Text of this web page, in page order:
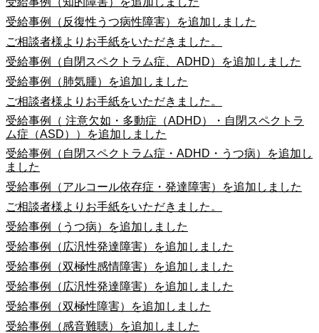
受給事例（反復性うつ病性障害）を追加しました
ご相談者様よりお手紙をいただきました。
受給事例（自閉スペクトラム症、ADHD）を追加しました
受給事例（肺気腫）を追加しました
ご相談者様よりお手紙をいただきました。
受給事例（ 注意欠如・多動症（ADHD）・自閉スペクトラ
ム症（ASD））を追加しました
受給事例（自閉スペクトラム症・ADHD・うつ病）を追加し
ました
受給事例（アルコール依存症・発達障害）を追加しました
ご相談者様よりお手紙をいただきました。
受給事例（うつ病）を追加しました
受給事例（広汎性発達障害）を追加しました
受給事例（双極性感情障害）を追加しました
受給事例（広汎性発達障害）を追加しました
受給事例（双極性障害）を追加しました
受給事例（感音難聴）を追加しました